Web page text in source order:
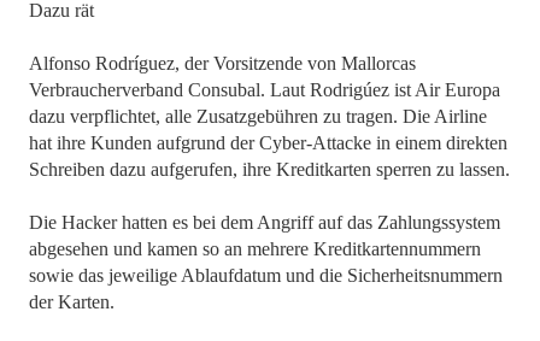
Dazu rät
Alfonso Rodríguez, der Vorsitzende von Mallorcas
Verbraucherverband Consubal. Laut Rodrigúez ist Air Europa
dazu verpflichtet, alle Zusatzgebühren zu tragen. Die Airline
hat ihre Kunden aufgrund der Cyber-Attacke in einem direkten
Schreiben dazu aufgerufen, ihre Kreditkarten sperren zu lassen.
Die Hacker hatten es bei dem Angriff auf das Zahlungssystem
abgesehen und kamen so an mehrere Kreditkartennummern
sowie das jeweilige Ablaufdatum und die Sicherheitsnummern
der Karten.